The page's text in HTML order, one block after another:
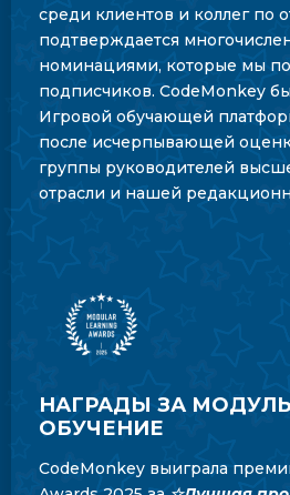
среди клиентов и коллег по
подтверждается
номинациями, которые мы
подписчиков. CodeMonkey
Игровой обучающей
после исчерпывающей
группы руководителей
отрасли и нашей
НАГРАДЫ ЗА
ОБУЧЕНИЕ
CodeMonkey выиграла